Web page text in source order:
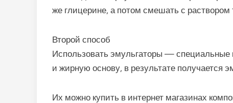
же глицерине, а потом смешать с
Второй способ
Использовать эмульгаторы —
и жирную основу, в результате получается
Их можно купить в интернет магазинах